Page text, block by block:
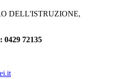
DELL'ISTRUZIONE,
0429 72135